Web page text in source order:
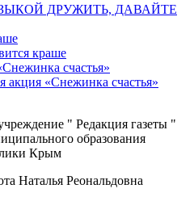
ДРУЖИТЬ, ДАВАЙТЕ
краше
акция «Снежинка счастья»
" Редакция газеты "
образования
Крым
Наталья Реональдовна